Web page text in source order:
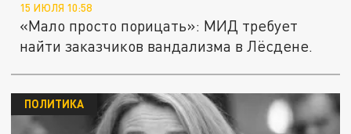
15 ИЮЛЯ 10:58
«Мало просто порицать»: МИД требует
найти заказчиков вандализма в Лёсдене.
ПОЛИТИКА